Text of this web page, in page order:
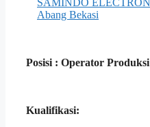
Posisi : Operator Produksi
Kualifikasi: